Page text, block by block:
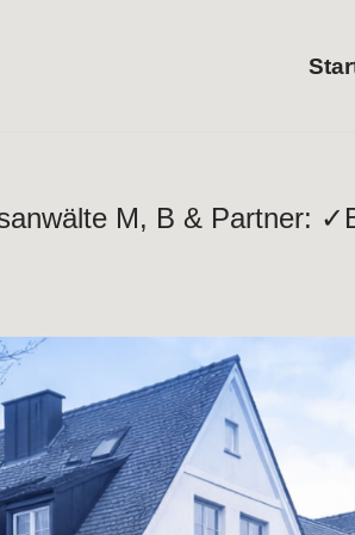
M, B & Partner:
in Illertissen zu Architektenrecht
oder ✓Ingenieurrecht in